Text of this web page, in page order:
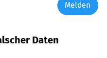
Melden
Daten